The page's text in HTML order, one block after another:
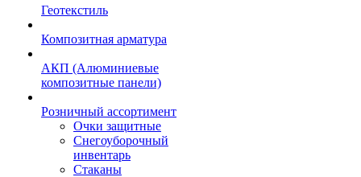
Геотекстиль
Композитная арматура
АКП (Алюминиевые
композитные панели)
Розничный ассортимент
Очки защитные
Снегоуборочный
инвентарь
Стаканы